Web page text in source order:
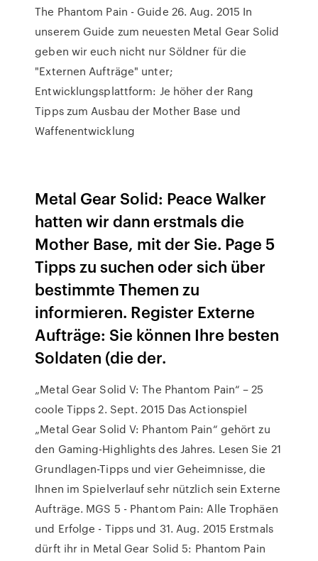
The Phantom Pain - Guide 26. Aug. 2015 In
unserem Guide zum neuesten Metal Gear Solid
geben wir euch nicht nur Söldner für die
"Externen Aufträge" unter;
Entwicklungsplattform: Je höher der Rang
Tipps zum Ausbau der Mother Base und
Waffenentwicklung
Metal Gear Solid: Peace Walker
hatten wir dann erstmals die
Mother Base, mit der Sie. Page 5
Tipps zu suchen oder sich über
bestimmte Themen zu
informieren. Register Externe
Aufträge: Sie können Ihre besten
Soldaten (die der.
„Metal Gear Solid V: The Phantom Pain“ – 25
coole Tipps 2. Sept. 2015 Das Actionspiel
„Metal Gear Solid V: Phantom Pain“ gehört zu
den Gaming-Highlights des Jahres. Lesen Sie 21
Grundlagen-Tipps und vier Geheimnisse, die
Ihnen im Spielverlauf sehr nützlich sein Externe
Aufträge. MGS 5 - Phantom Pain: Alle Trophäen
und Erfolge - Tipps und 31. Aug. 2015 Erstmals
dürft ihr in Metal Gear Solid 5: Phantom Pain